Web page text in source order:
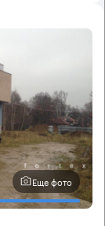
Еще фото